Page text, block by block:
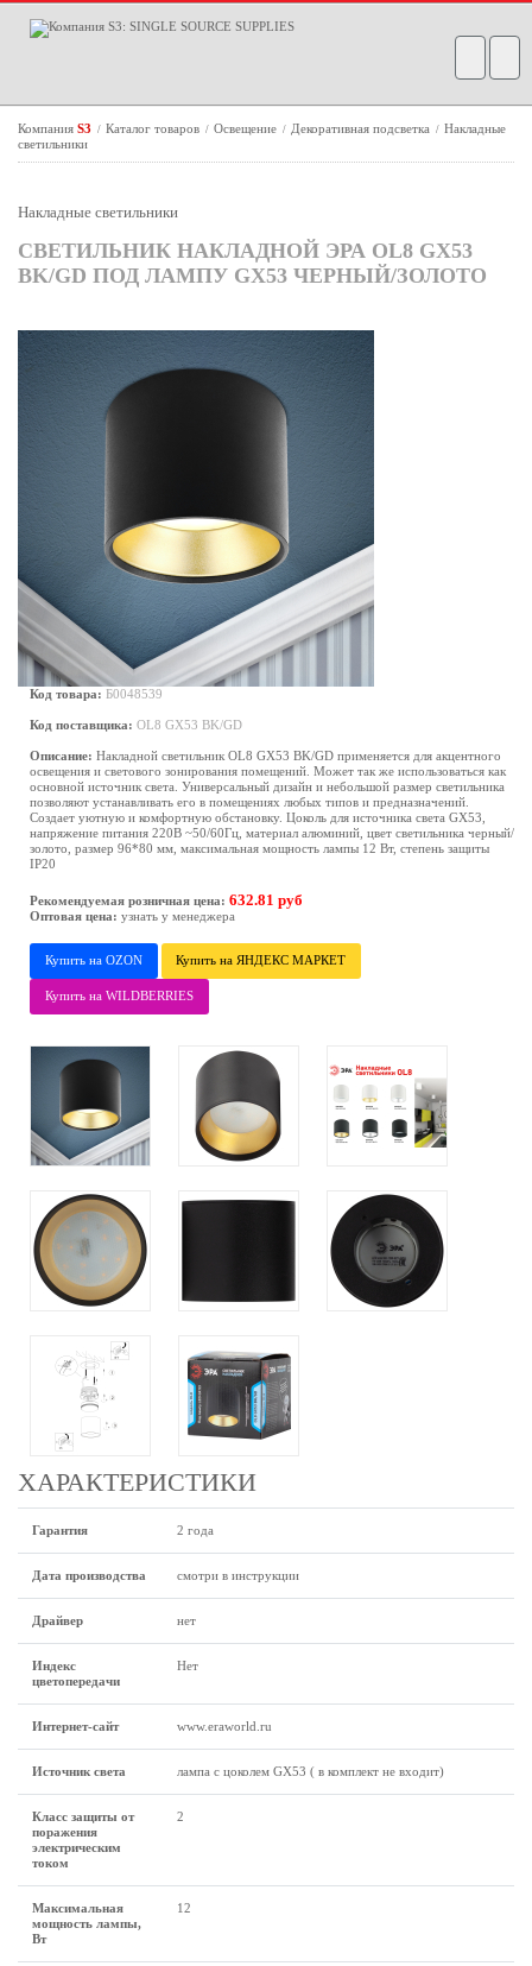
Компания S3 / Каталог товаров / Освещение / Декоративная подсветка / Накладные
светильники
Накладные светильники
СВЕТИЛЬНИК НАКЛАДНОЙ ЭРА OL8 GX53
BK/GD ПОД ЛАМПУ GX53 ЧЕРНЫЙ/ЗОЛОТО
Код товара: Б0048539
Код поставщика: OL8 GX53 BK/GD
Описание: Накладной светильник OL8 GX53 BK/GD применяется для акцентного
освещения и светового зонирования помещений. Может так же использоваться как
основной источник света. Универсальный дизайн и небольшой размер светильника
позволяют устанавливать его в помещениях любых типов и предназначений.
Создает уютную и комфортную обстановку. Цоколь для источника света GX53,
напряжение питания 220В ~50/60Гц, материал алюминий, цвет светильника черный/
золото, размер 96*80 мм, максимальная мощность лампы 12 Вт, степень защиты
IP20
Рекомендуемая розничная цена: 632.81 руб
Оптовая цена: узнать у менеджера
Купить на OZON Купить на ЯНДЕКС МАРКЕТ
Купить на WILDBERRIES
ХАРАКТЕРИСТИКИ
Гарантия 2 года
Дата производства смотри в инструкции
Драйвер нет
Индекс
цветопередачи
Нет
Интернет-сайт www.eraworld.ru
Источник света лампа с цоколем GX53 ( в комплект не входит)
Класс защиты от
поражения
электрическим
током
2
Максимальная
мощность лампы,
Вт
12